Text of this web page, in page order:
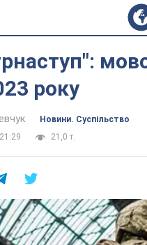
року
Новини. Суспільство
21,0 т.